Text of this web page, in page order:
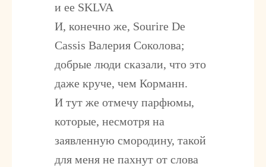
и ее SKLVA
И, конечно же, Sourire De
Cassis Валерия Соколова;
добрые люди сказали, что это
даже круче, чем Корманн.
И тут же отмечу парфюмы,
которые, несмотря на
заявленную смородину, такой
для меня не пахнут от слова